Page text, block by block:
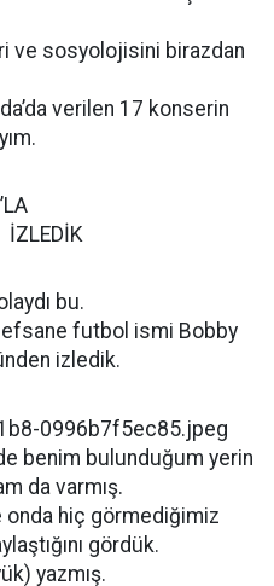
ve sosyolojisini birazdan
verilen 17 konserin
İZLEDİK
bu.
efsane futbol ismi Bobby
izledik.
benim bulunduğum yerin
da varmış.
onda hiç görmediğimiz
gördük.
yazmış.